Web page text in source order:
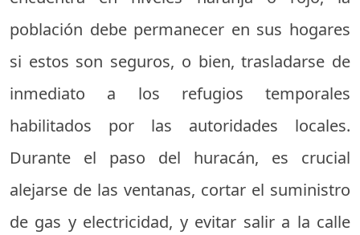
población debe permanecer en sus hogares
si estos son seguros, o bien, trasladarse de
inmediato a los refugios temporales
habilitados por las autoridades locales.
Durante el paso del huracán, es crucial
alejarse de las ventanas, cortar el suministro
de gas y electricidad, y evitar salir a la calle